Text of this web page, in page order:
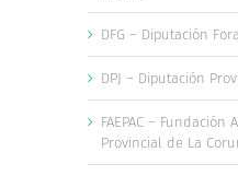
DFG – Diputación
DPJ – Diputación
FAEPAC – Fundación
Provincial de La